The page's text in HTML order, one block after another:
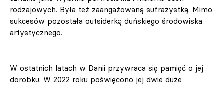
rodzajowych. Była też zaangażowaną sufrażystką. Mimo
sukcesów pozostała outsiderką duńskiego środowiska
artystycznego.
W ostatnich latach w Danii przywraca się pamięć o jej
dorobku. W 2022 roku poświęcono jej dwie duże